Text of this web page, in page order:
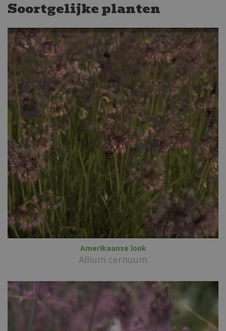
Soortgelijke planten
Amerikaanse look
Allium cernuum